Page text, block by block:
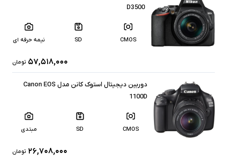
D3500
CMOS
SD نیمه حرفه ای
۵۷,۵۱۸,۰۰۰ تومان
دوربین دیجیتال استوک کانن مدل Canon EOS
1100D
CMOS
SD مبتدی
۲۶,۷۰۸,۰۰۰ تومان